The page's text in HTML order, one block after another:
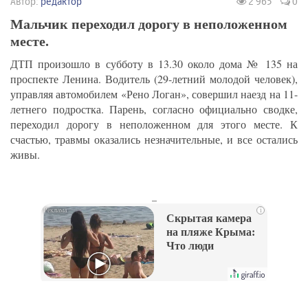
Мальчик переходил дорогу в неположенном
месте.
ДТП произошло в субботу в 13.30 около дома № 135 на
проспекте Ленина. Водитель (29-летний молодой человек),
управляя автомобилем «Рено Логан», совершил наезд на 11-
летнего подростка. Парень, согласно официально сводке,
переходил дорогу в неположенном для этого месте. К
счастью, травмы оказались незначительные, и все остались
живы.
i
Скрытая камера
на пляже Крыма:
Что люди
их не видят...